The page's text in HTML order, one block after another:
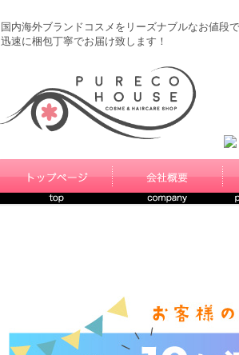
国内海外ブランドコスメをリーズナブルなお値段
迅速に梱包丁寧でお届け致します！